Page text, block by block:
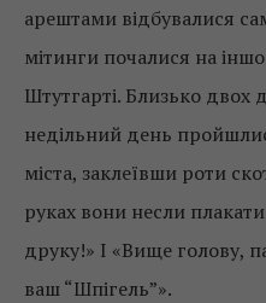
арештами відбувалися
мітинги почалися на
Штутгарті. Близько двох
недільний день
міста, заклеївши роти
руках вони несли
друку!» І «Вище голову,
ваш “Шпігель”».